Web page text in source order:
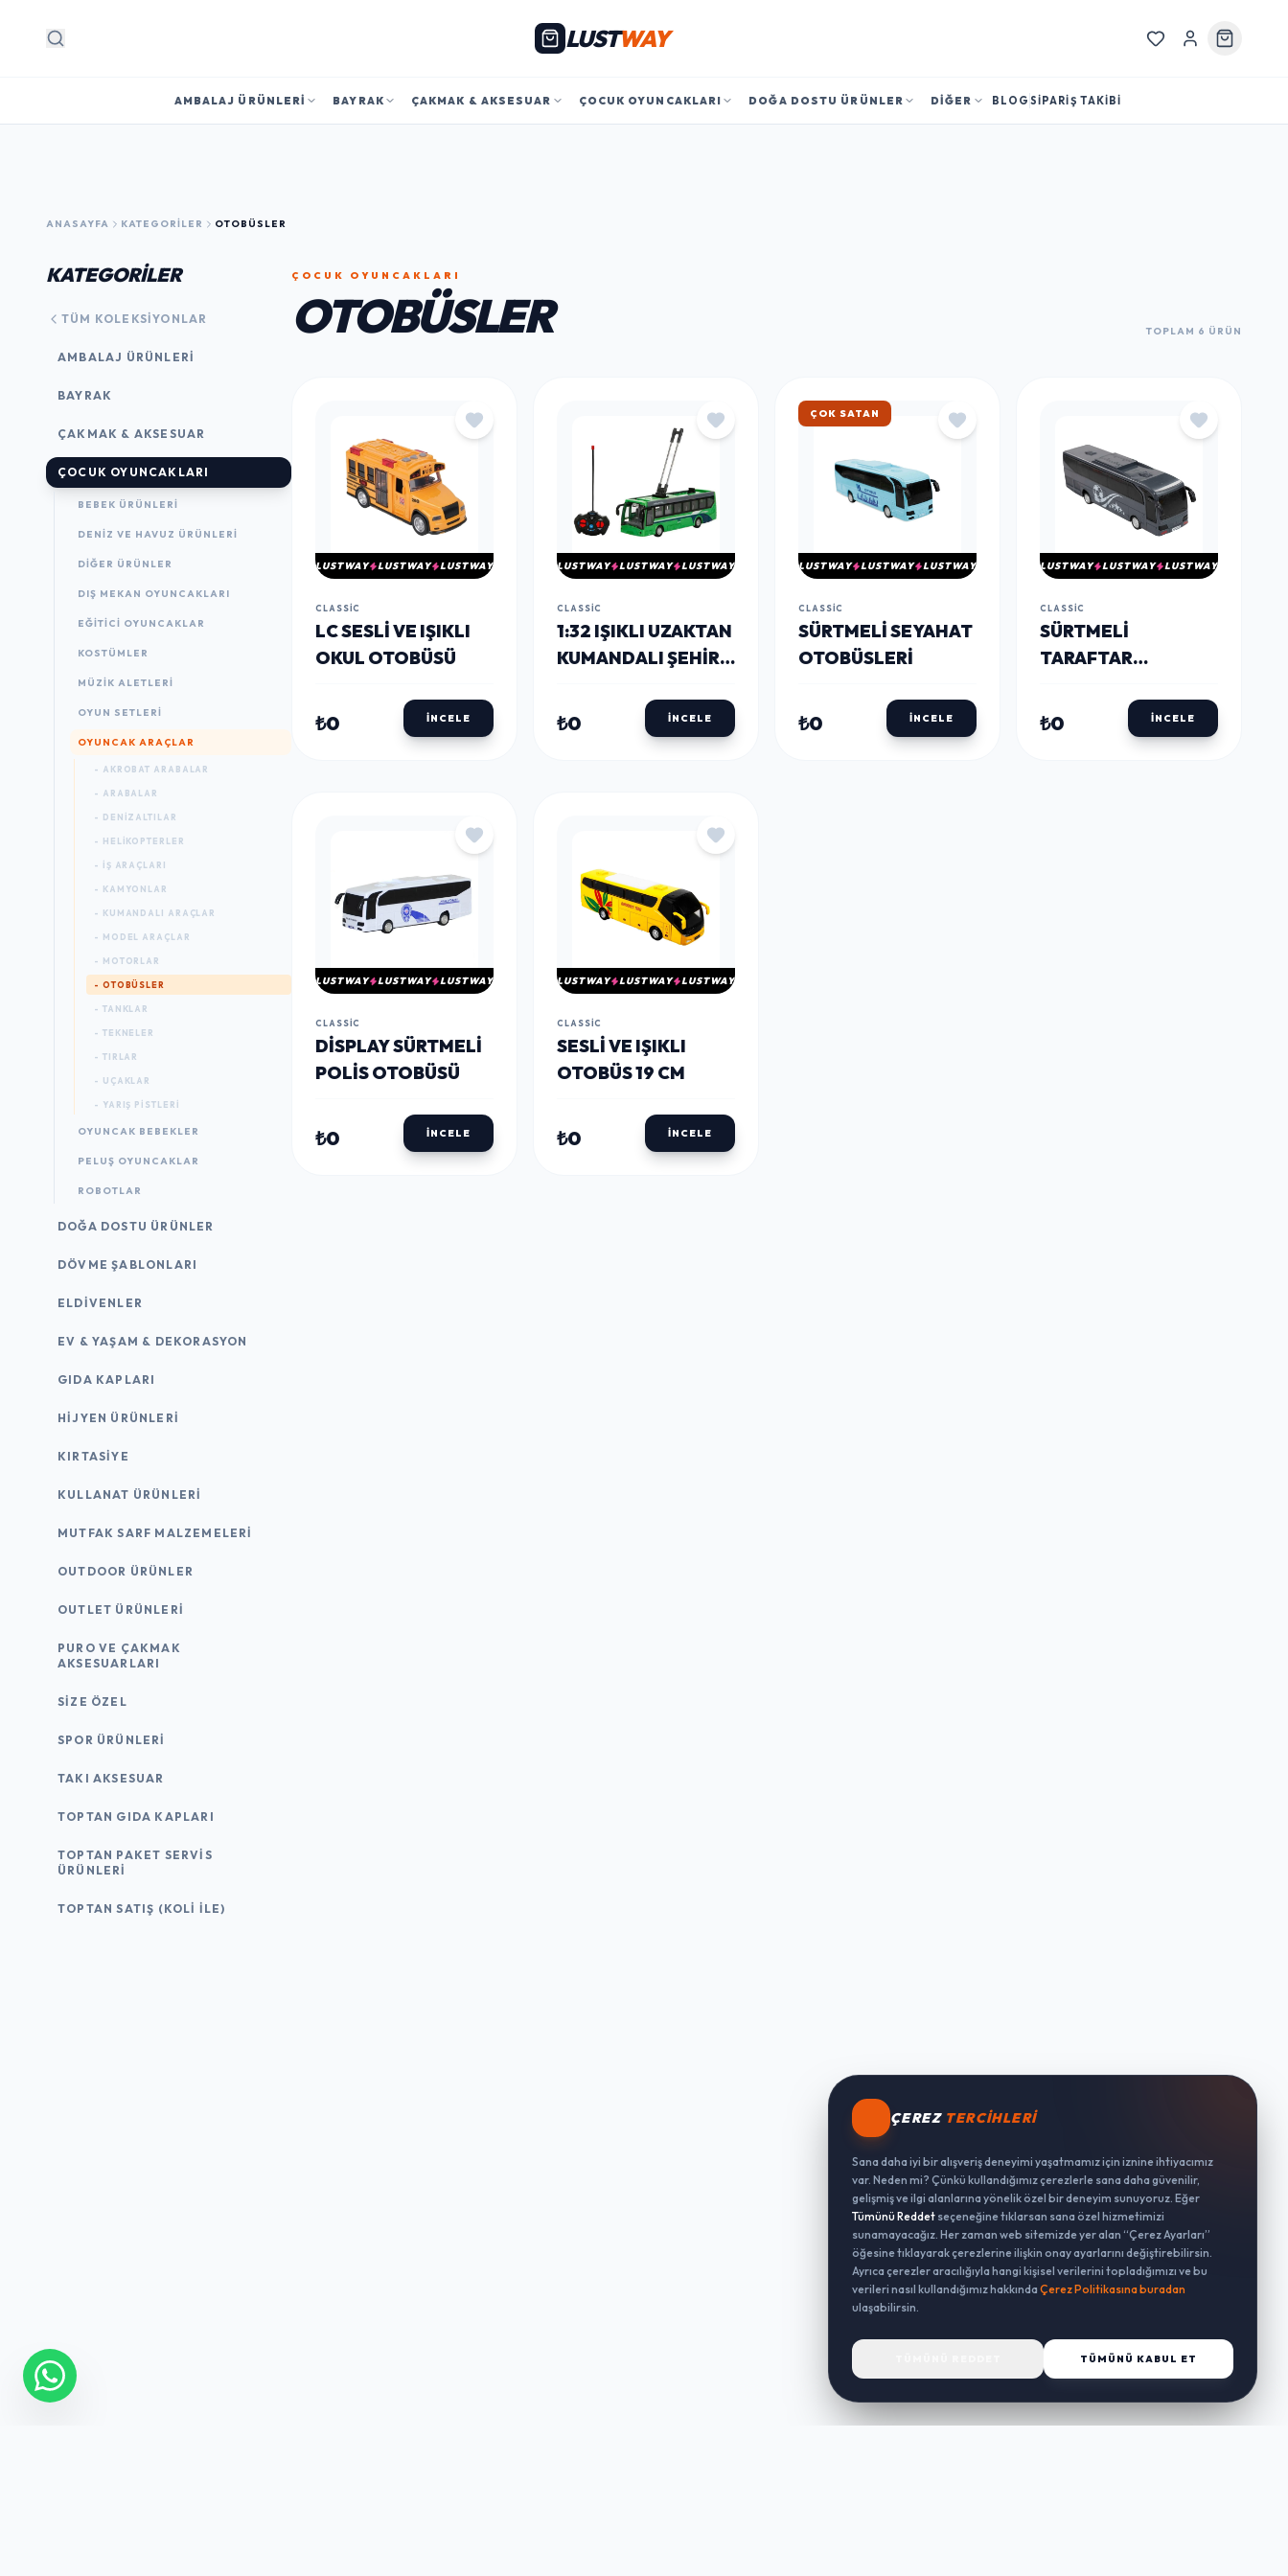
Arama LUSTWAY
AMBALAJ ÜRÜNLERI BAYRAK ÇAKMAK & AKSESUAR ÇOCUK OYUNCAKLARI DOĞA DOSTU ÜRÜNLER DİĞER BLOG SİPARİŞ TAKİBİ
ANASAYFA KATEGORILER OTOBÜSLER
KATEGORİLER
TÜM KOLEKSIYONLAR
AMBALAJ ÜRÜNLERI
BAYRAK
ÇAKMAK & AKSESUAR
ÇOCUK OYUNCAKLARI
BEBEK ÜRÜNLERI
DENIZ VE HAVUZ ÜRÜNLERI
DIĞER ÜRÜNLER
DIŞ MEKAN OYUNCAKLARI
EĞITICI OYUNCAKLAR
KOSTÜMLER
MÜZIK ALETLERI
OYUN SETLERI
OYUNCAK ARAÇLAR
- AKROBAT ARABALAR
- ARABALAR
- DENIZALTILAR
- HELIKOPTERLER
- İŞ ARAÇLARI
- KAMYONLAR
- KUMANDALI ARAÇLAR
- MODEL ARAÇLAR
- MOTORLAR
- OTOBÜSLER
- TANKLAR
- TEKNELER
- TIRLAR
- UÇAKLAR
- YARIŞ PISTLERI
OYUNCAK BEBEKLER
PELUŞ OYUNCAKLAR
ROBOTLAR
DOĞA DOSTU ÜRÜNLER
DÖVME ŞABLONLARI
ELDIVENLER
EV & YAŞAM & DEKORASYON
GIDA KAPLARI
HIJYEN ÜRÜNLERI
KIRTASİYE
KULLANAT ÜRÜNLERI
MUTFAK SARF MALZEMELERI
OUTDOOR ÜRÜNLER
OUTLET ÜRÜNLERI
PURO VE ÇAKMAK
AKSESUARLARI
SIZE ÖZEL
SPOR ÜRÜNLERI
TAKI AKSESUAR
TOPTAN GIDA KAPLARI
TOPTAN PAKET SERVIS
ÜRÜNLERI
TOPTAN SATIŞ (KOLI İLE)
ÇOCUK OYUNCAKLARI
OTOBÜSLER TOPLAM 6 ÜRÜN
LUSTWAY LUSTWAY LUSTWAY
CLASSIC
LC SESLI VE IŞIKLI
OKUL OTOBÜSÜ
₺0 İNCELE
LUSTWAY LUSTWAY LUSTWAY
CLASSIC
1:32 IŞIKLI UZAKTAN
KUMANDALI ŞEHIR
₺0 İNCELE
ÇOK SATAN
LUSTWAY LUSTWAY LUSTWAY
CLASSIC
SÜRTMELI SEYAHAT
OTOBÜSLERI
₺0 İNCELE
LUSTWAY LUSTWAY LUSTWAY
CLASSIC
SÜRTMELI
TARAFTAR
₺0 İNCELE
LUSTWAY LUSTWAY LUSTWAY
CLASSIC
DISPLAY SÜRTMELI
POLIS OTOBÜSÜ
₺0 İNCELE
LUSTWAY LUSTWAY LUSTWAY
CLASSIC
SESLI VE IŞIKLI
OTOBÜS 19 CM
₺0 İNCELE
ÇEREZ TERCIHLERI
Sana daha iyi bir alışveriş deneyimi yaşatmamız için iznine ihtiyacımız
var. Neden mi? Çünkü kullandığımız çerezlerle sana daha güvenilir,
gelişmiş ve ilgi alanlarına yönelik özel bir deneyim sunuyoruz. Eğer
Tümünü Reddet seçeneğine tıklarsan sana özel hizmetimizi
sunamayacağız. Her zaman web sitemizde yer alan “Çerez Ayarları”
öğesine tıklayarak çerezlerine ilişkin onay ayarlarını değiştirebilirsin.
Ayrıca çerezler aracılığıyla hangi kişisel verilerini topladığımızı ve bu
verileri nasıl kullandığımız hakkında Çerez Politikasına buradan
ulaşabilirsin.
TÜMÜNÜ KABUL ET